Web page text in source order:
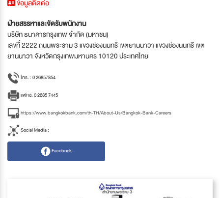
ข้อมูลติดต่อ
ฝ่ายสรรหาและจัดรับพนักงาน
บริษัท ธนาคารกรุงเทพ จำกัด (มหาชน)
เลขที่ 2222 ถนนพระราม 3 แขวงช่องนนทรี เขตยานนาวา แขวงช่องนนทรี เขต
ยานนาวา จังหวัดกรุงเทพมหานคร 10120 ประเทศไทย
โทร. : 0 26857854
แฟกซ์. 0 2685 7445
https://www.bangkokbank.com/th-TH/About-Us/Bangkok-Bank-Careers
Social Media :
Facebook